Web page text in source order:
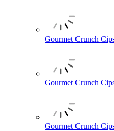
Gourmet Crunch
Gourmet Crunch
Gourmet Crunch